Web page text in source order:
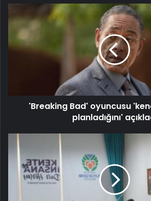
'Breaking Bad' oyuncusu
planladığını'